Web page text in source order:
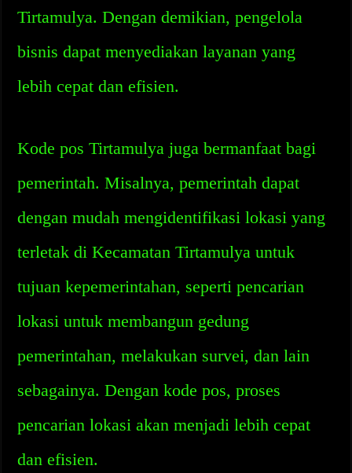
Tirtamulya. Dengan demikian, pengelola
bisnis dapat menyediakan layanan yang
lebih cepat dan efisien.
Kode pos Tirtamulya juga bermanfaat bagi
pemerintah. Misalnya, pemerintah dapat
dengan mudah mengidentifikasi lokasi yang
terletak di Kecamatan Tirtamulya untuk
tujuan kepemerintahan, seperti pencarian
lokasi untuk membangun gedung
pemerintahan, melakukan survei, dan lain
sebagainya. Dengan kode pos, proses
pencarian lokasi akan menjadi lebih cepat
dan efisien.